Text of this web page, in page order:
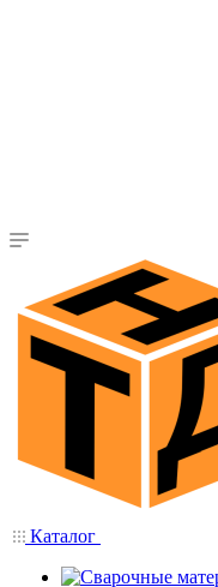
Каталог